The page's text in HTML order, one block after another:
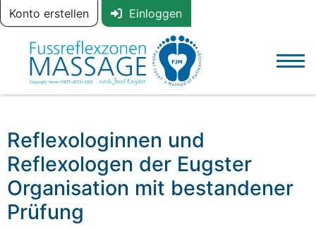
Zum Inhalt springen
Zur Navigation springen
Konto erstellen Einloggen
Pater Josef Eugster
Ausbildung
Shop
Reflexologinnen / Reflexologen
Reflexologinnen und
Reflexologen der Eugster
Organisation mit bestandener
Prüfung